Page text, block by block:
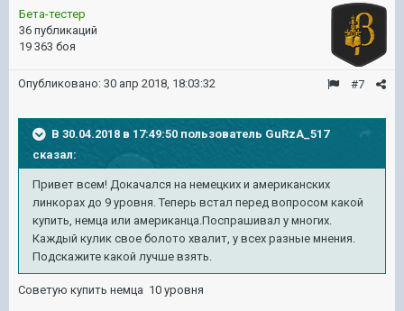
Бета-тестер
36 публикаций
19 363 боя
#7
Опубликовано: 30 апр 2018, 18:03:32
В 30.04.2018 в 17:49:50 пользователь GuRzA_517
сказал:
Привет всем! Докачался на немецких и американских
линкорах до 9 уровня. Теперь встал перед вопросом какой
купить, немца или американца.Поспрашивал у многих.
Каждый кулик свое болото хвалит, у всех разные мнения.
Подскажите какой лучше взять.
Советую купить немца 10 уровня